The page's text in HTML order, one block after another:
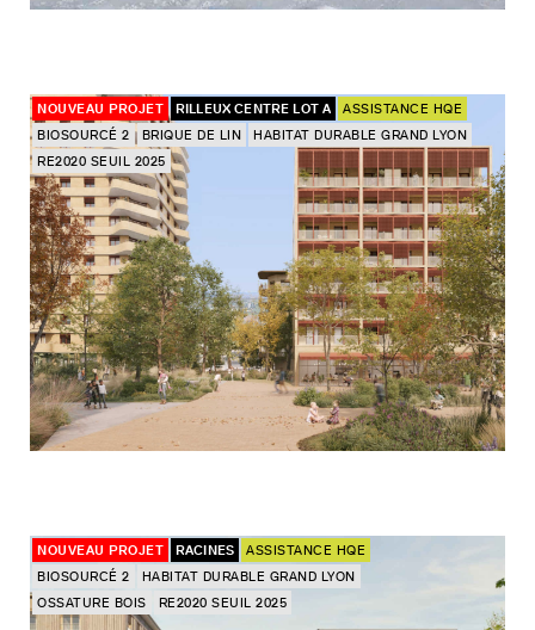
NOUVEAU PROJET RILLEUX CENTRE LOT A
ASSISTANCE HQE
BIOSOURCÉ 2
BRIQUE DE LIN
HABITAT DURABLE GRAND LYON
RE2020 SEUIL 2025
NOUVEAU PROJET RACINES
ASSISTANCE HQE
BIOSOURCÉ 2
HABITAT DURABLE GRAND LYON
OSSATURE BOIS
RE2020 SEUIL 2025